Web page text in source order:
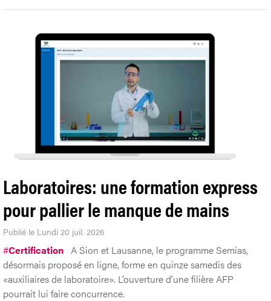
Laboratoires: une formation express
pour pallier le manque de mains
Publié le Lundi 20 juil. 2026
#Certification A Sion et Lausanne, le programme Semias,
désormais proposé en ligne, forme en quinze samedis des
«auxiliaires de laboratoire». L’ouverture d’une filière AFP
pourrait lui faire concurrence.